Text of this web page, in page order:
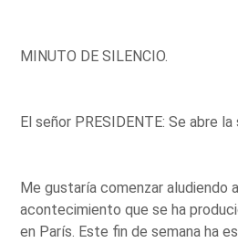
MINUTO DE SILENCIO.
El señor PRESIDENTE: Se abre la
Me gustaría comenzar aludiendo
acontecimiento que se ha
en París. Este fin de semana ha